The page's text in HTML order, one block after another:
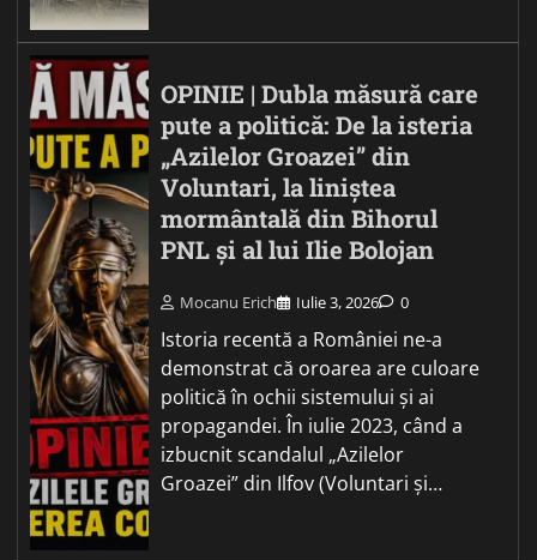
OPINIE | Dubla măsură care
pute a politică: De la isteria
„Azilelor Groazei” din
Voluntari, la liniștea
mormântală din Bihorul
PNL și al lui Ilie Bolojan
Mocanu Erich Iulie 3, 2026 0
Istoria recentă a României ne-a
demonstrat că oroarea are culoare
politică în ochii sistemului și ai
propagandei. În iulie 2023, când a
izbucnit scandalul „Azilelor
Groazei” din Ilfov (Voluntari și…